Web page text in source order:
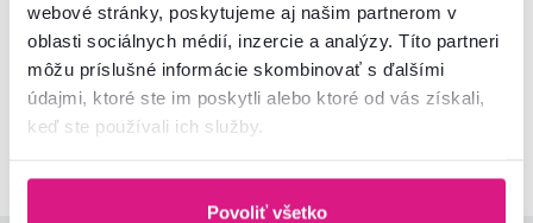
webové stránky, poskytujeme aj našim partnerom v
oblasti sociálnych médií, inzercie a analýzy. Títo partneri
môžu príslušné informácie skombinovať s ďalšími
údajmi, ktoré ste im poskytli alebo ktoré od vás získali,
keď ste používali ich služby.
Povoliť všetko
Nenašli ste požadované informácie?
Kontaktujte nás a my vám radi poradíme
02/ 40 100 100